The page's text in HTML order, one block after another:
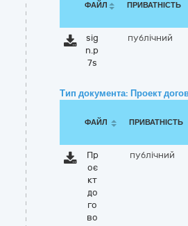
ФАЙЛ ПРИВАТНІСТЬ
sig
n.p
7s
публічний
Тип документа: Проект
ФАЙЛ ПРИВАТНІСТЬ
Пр
оє
кт
до
го
во
публічний